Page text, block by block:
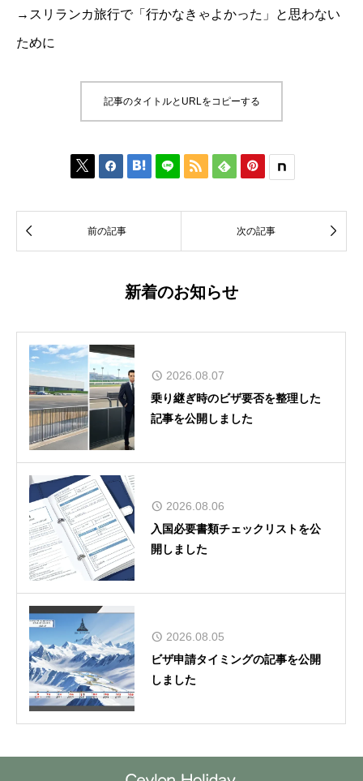
→スリランカ旅行で「行かなきゃよかった」と思わない
ために
記事のタイトルとURLをコピーする
     
 前の記事 次の記事 
新着のお知らせ
2026.08.07
乗り継ぎ時のビザ要否を整理した
記事を公開しました
2026.08.06
入国必要書類チェックリストを公
開しました
2026.08.05
ビザ申請タイミングの記事を公開
しました